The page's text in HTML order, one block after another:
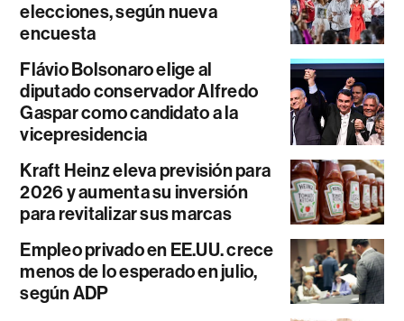
elecciones, según nueva
encuesta
Flávio Bolsonaro elige al
diputado conservador Alfredo
Gaspar como candidato a la
vicepresidencia
Kraft Heinz eleva previsión para
2026 y aumenta su inversión
para revitalizar sus marcas
Empleo privado en EE.UU. crece
menos de lo esperado en julio,
según ADP